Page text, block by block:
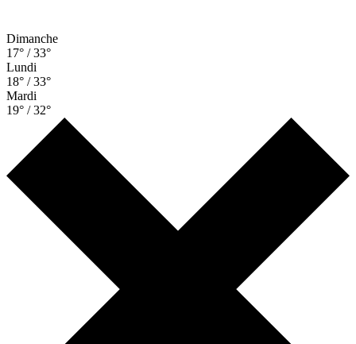
Dimanche
17° / 33°
Lundi
18° / 33°
Mardi
19° / 32°